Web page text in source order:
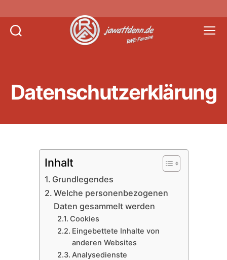
Datenschutzerklärung
Inhalt
Grundlegendes
Welche personenbezogenen
Daten gesammelt werden
Cookies
Eingebettete Inhalte von
anderen Websites
Analysedienste